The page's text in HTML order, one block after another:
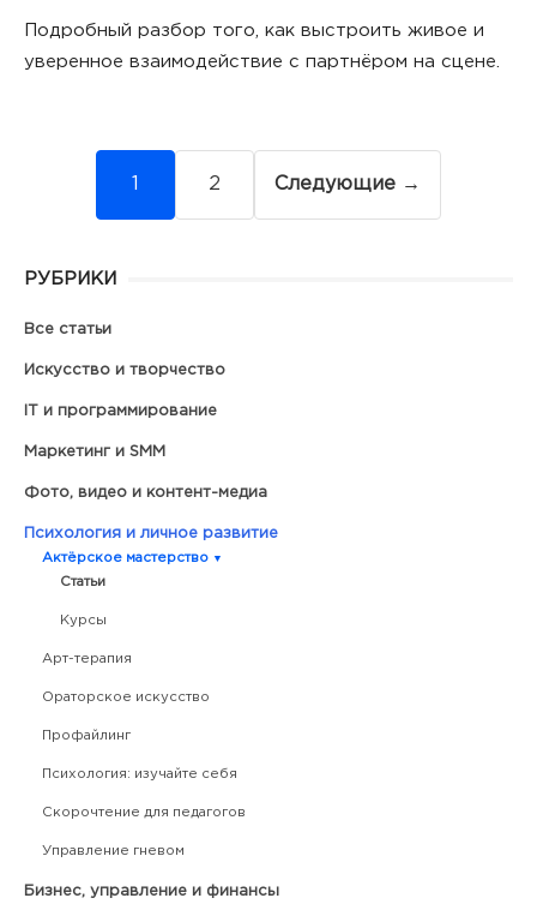
Подробный разбор того, как выстроить живое и
уверенное взаимодействие с партнёром на сцене.
Навигация
1 2 Следующие →
РУБРИКИ
Все статьи
Искусство и творчество
IT и программирование
Маркетинг и SMM
Фото, видео и контент-медиа
Психология и личное развитие
Актёрское мастерство
Статьи
Курсы
Арт-терапия
Ораторское искусство
Профайлинг
Психология: изучайте себя
Скорочтение для педагогов
Управление гневом
Бизнес, управление и финансы